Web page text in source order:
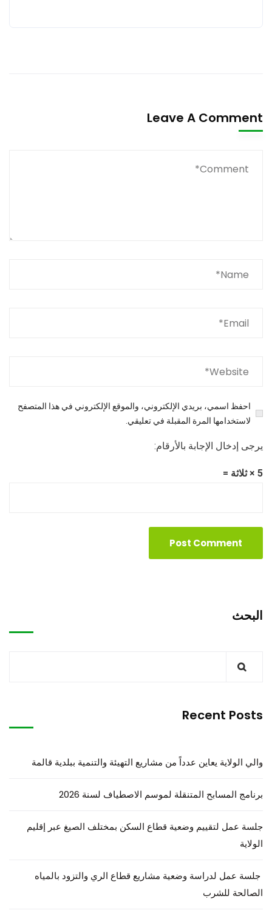
Leave A Comment
احفظ اسمي، بريدي الإلكتروني، والموقع الإلكتروني في هذا المتصفح
لاستخدامها المرة المقبلة في تعليقي.
يرجى إدخال الإجابة بالأرقام:
5 × ثلاثة =
البحث
Recent Posts
والي الولاية يعاين عدداً من مشاريع التهيئة والتنمية ببلدية قالمة
برنامج المسابح المتنقلة لموسم الاصطياف لسنة 2026
جلسة عمل لتقييم وضعية قطاع السكن بمختلف الصيغ عبر إقليم
الولاية
جلسة عمل لدراسة وضعية مشاريع قطاع الري والتزود بالمياه
الصالحة للشرب